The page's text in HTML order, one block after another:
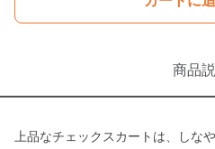
商品
上品なチェックスカートは、しな